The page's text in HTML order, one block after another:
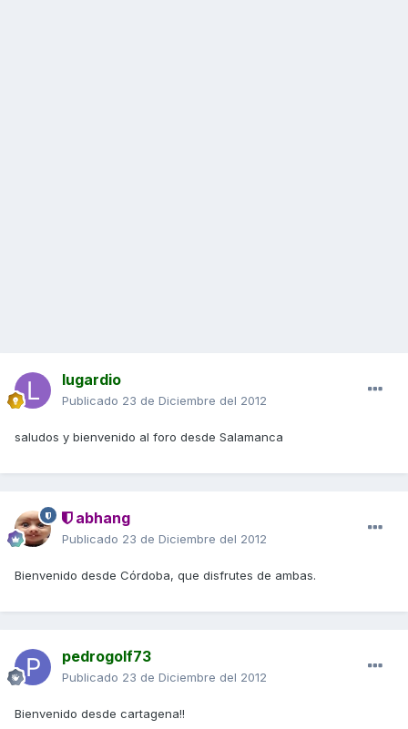
lugardio
Publicado 23 de Diciembre del 2012
saludos y bienvenido al foro desde Salamanca
abhang
Publicado 23 de Diciembre del 2012
Bienvenido desde Córdoba, que disfrutes de ambas.
pedrogolf73
Publicado 23 de Diciembre del 2012
Bienvenido desde cartagena!!